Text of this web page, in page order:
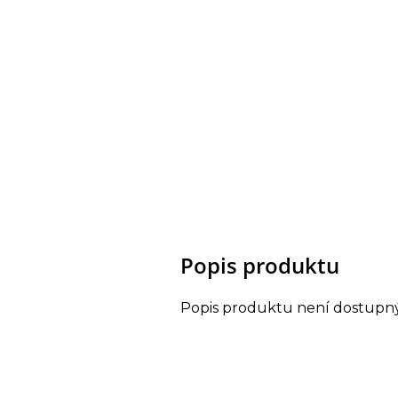
Popis produktu
Popis produktu není